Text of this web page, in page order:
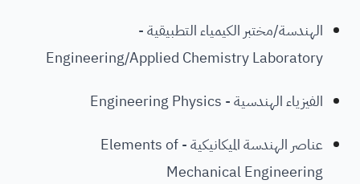
الهندسة/مختبر الكيمياء التطبيقية -
Engineering/Applied Chemistry Laboratory
الفيزياء الهندسية - Engineering Physics
عناصر الهندسة الميكانيكية - Elements of
Mechanical Engineering